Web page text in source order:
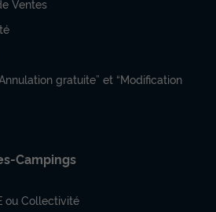
Ventes
gratuite” et “Modification
Campings
ou Collectivité